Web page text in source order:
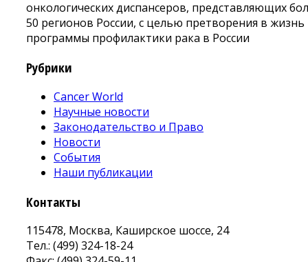
онкологических диспансеров, представляющих
50 регионов России, с целью претворения в жизнь
программы профилактики рака в России
Рубрики
Cancer World
Научные новости
Законодательство и Право
Новости
События
Наши публикации
Контакты
115478, Москва, Каширское шоссе, 24
Тел.: (499) 324-18-24